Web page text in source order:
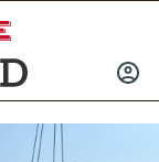
INICIAR